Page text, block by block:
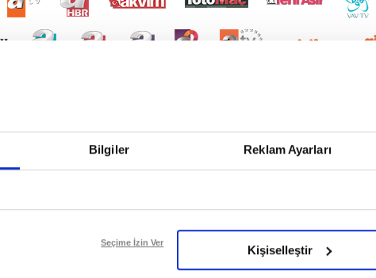
Bilgiler Reklam Ayarları
Seçime İzin Ver
Kişiselleştir